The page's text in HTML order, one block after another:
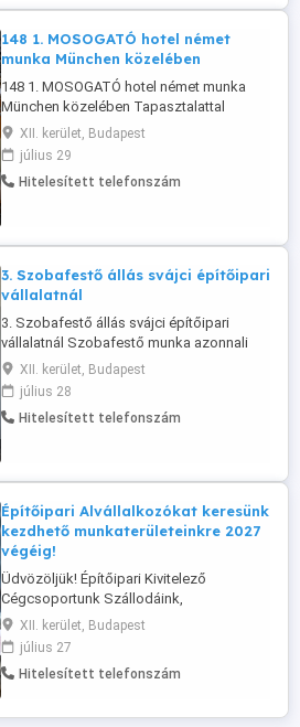
órás munkavégzéssel, ezért minden ...
148 1. MOSOGATÓ hotel német
munka München közelében
148 1. MOSOGATÓ hotel német munka
München közelében Tapasztalattal
rendelkező mosogatót keresünk, A2
német nyelvtudással. A fizetés nettó 1.700
euró. A munkaidő heti 40 óra. Ingyenes
szállást biztosítunk. Naponta 2 étkezés
ÁLLÁS ...
XII. kerület, Budapest
július 29
Hitelesített telefonszám
3. Szobafestő állás svájci építőipari
vállalatnál
3. Szobafestő állás svájci építőipari
vállalatnál Szobafestő munka azonnali
kezdéssel, A2 német tudással és szakmai
tapasztalattal. A bruttó órabér 35 CHF óra,
amely havi 168 órás munkavégzés esetén
5.880 CHF bruttó fizetést jelent, ezen felül
XII. kerület, Budapest
július 28
Hitelesített telefonszám
Építőipari Alvállalkozókat keresünk
kezdhető munkaterületeinkre 2027
végéig!
Üdvözöljük! Építőipari Kivitelező
Cégcsoportunk Szállodáink,
Csarnoképületeink és Irodaházaink
építéséhez MINŐSÉGI szakipari
alvállalkozókat és generál kivitelező
cégeket keres. Azonnali kezdésekre
építőmester, burkoló, gipszkartonos,
XII. kerület, Budapest
július 27
Hitelesített telefonszám